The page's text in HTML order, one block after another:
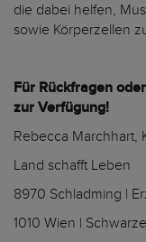
die dabei helfen,
sowie Körperzellen
Für Rückfragen
zur Verfügung!
Rebecca Marchhart,
Land schafft Leben
8970 Schladming |
1010 Wien |